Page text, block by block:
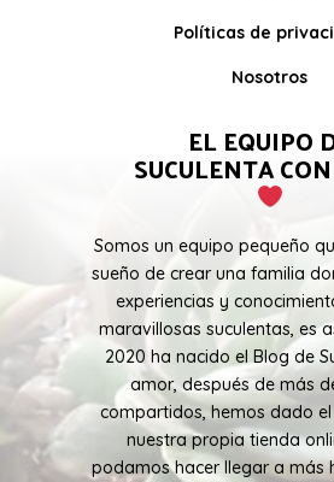
Políticas de
Nosotros
EL EQUIPO
SUCULENTA
Somos un equipo pequeño
sueño de crear una familia
experiencias y
maravillosas suculentas, es
2020 ha nacido el Blog de
amor, después de más
compartidos, hemos dado
nuestra propia tienda
podamos hacer llegar a más